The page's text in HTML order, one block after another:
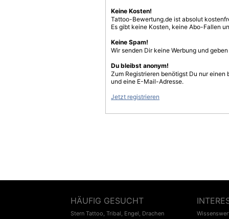
Keine Kosten!
Tattoo-Bewertung.de ist absolut
Es gibt keine Kosten, keine Abo-Fallen
Keine Spam!
Wir senden Dir keine Werbung und
Du bleibst anonym!
Zum Registrieren benötigst Du nur einen
und eine E-Mail-Adresse.
Jetzt registrieren
HÄUFIG GESUCHT
Stern Tattoo, Tribal, Engel, Drachen